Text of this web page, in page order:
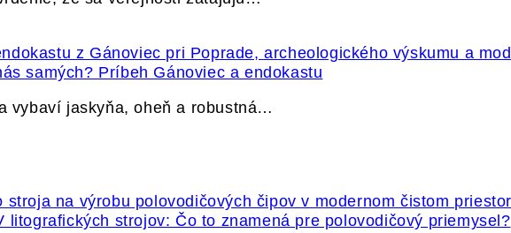
samých? Príbeh Gánoviec a endokastu
vybaví jaskyňa, oheň a robustná…
strojov: Čo to znamená pre polovodičový priemysel?